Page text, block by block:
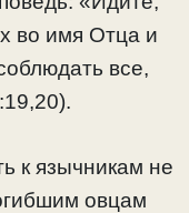
во имя Отца и
все,
к язычникам не
овцам